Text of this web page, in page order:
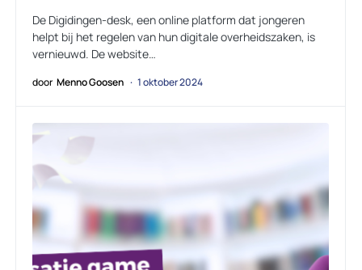
De Digidingen-desk, een online platform dat jongeren
helpt bij het regelen van hun digitale overheidszaken, is
vernieuwd. De website…
door Menno Goosen 1 oktober 2024